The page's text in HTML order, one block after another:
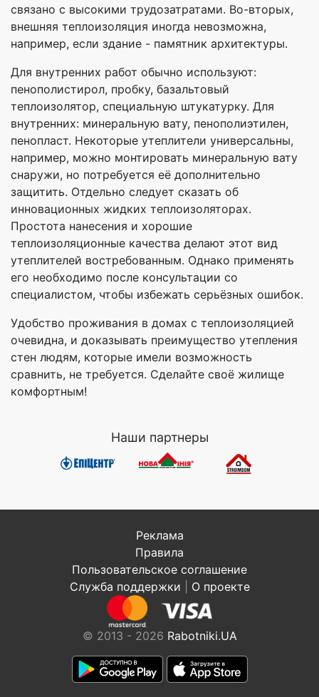
связано с высокими трудозатратами. Во-вторых,
внешняя теплоизоляция иногда невозможна,
например, если здание - памятник архитектуры.
Для внутренних работ обычно используют:
пенополистирол, пробку, базальтовый
теплоизолятор, специальную штукатурку. Для
внутренних: минеральную вату, пенополиэтилен,
пенопласт. Некоторые утеплители универсальны,
например, можно монтировать минеральную вату
снаружи, но потребуется её дополнительно
защитить. Отдельно следует сказать об
инновационных жидких теплоизоляторах.
Простота нанесения и хорошие
теплоизоляционные качества делают этот вид
утеплителей востребованным. Однако применять
его необходимо после консультации со
специалистом, чтобы избежать серьёзных ошибок.
Удобство проживания в домах с теплоизоляцией
очевидна, и доказывать преимущество утепления
стен людям, которые имели возможность
сравнить, не требуется. Сделайте своё жилище
комфортным!
Наши партнеры
Реклама
Правила
Пользовательское соглашение
Служба поддержки
О проекте
© 2013 - 2026 Rabotniki.UA